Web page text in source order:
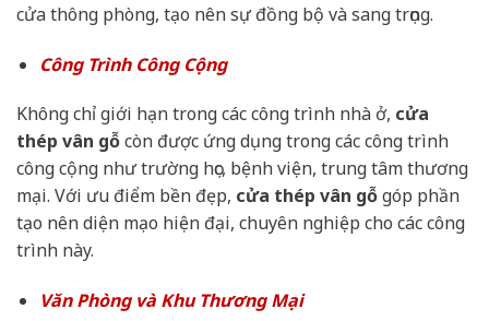
cửa thông phòng, tạo nên sự đồng bộ và sang trọng.
Công Trình Công Cộng
Không chỉ giới hạn trong các công trình nhà ở, cửa
thép vân gỗcòn được ứng dụng trong các công trình
công cộng như trường học, bệnh viện, trung tâm thương
mại. Với ưu điểm bền đẹp, cửa thép vân gỗgóp phần
tạo nên diện mạo hiện đại, chuyên nghiệp cho các công
trình này.
Văn Phòng và Khu Thương Mại